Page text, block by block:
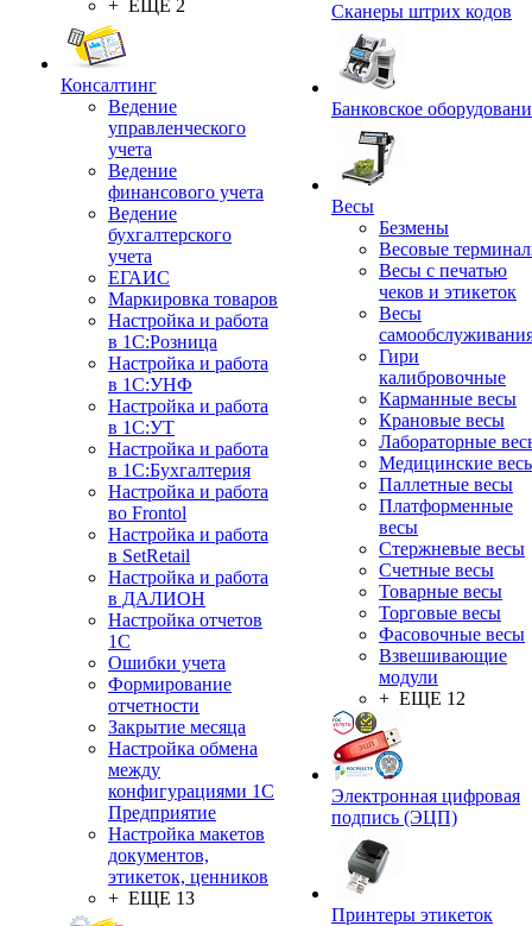
+ ЕЩЕ 2
Консалтинг
Ведение
управленческого
учета
Ведение
финансового учета
Ведение
бухгалтерского
учета
ЕГАИС
Маркировка товаров
Настройка и работа
в 1С:Розница
Настройка и работа
в 1С:УНФ
Настройка и работа
в 1С:УТ
Настройка и работа
в 1С:Бухгалтерия
Настройка и работа
во Frontol
Настройка и работа
в SetRetail
Настройка и работа
в ДАЛИОН
Настройка отчетов
1С
Ошибки учета
Формирование
отчетности
Закрытие месяца
Настройка обмена
между
конфигурациями 1С
Предприятие
Настройка макетов
документов,
этикеток, ценников
+ ЕЩЕ 13
Сканеры штрих кодов
Банковское
Весы
Безмены
Весовые
Весы с печатью
чеков и этикеток
Весы
Гири
калибровочные
Карманные весы
Крановые весы
Лабораторные
Медицинские
Паллетные весы
Платформенные
весы
Стержневые весы
Счетные весы
Товарные весы
Торговые весы
Фасовочные весы
Взвешивающие
модули
+ ЕЩЕ 12
Электронная цифровая
подпись (ЭЦП)
Принтеры этикеток